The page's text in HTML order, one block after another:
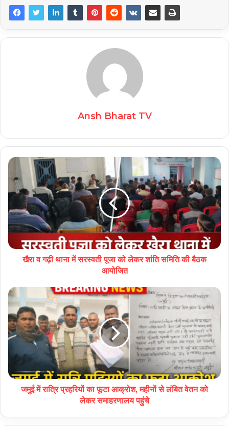
Ansh Bharat TV
खैरा व गढ़ी थाना में सरस्वती पूजा को लेकर शांति समिति की बैठक
आयोजित
जमुई में रात्रि प्रहरियों का फूटा आक्रोश, महीनों से लंबित वेतन को
लेकर समाहरणालय पहुंचे